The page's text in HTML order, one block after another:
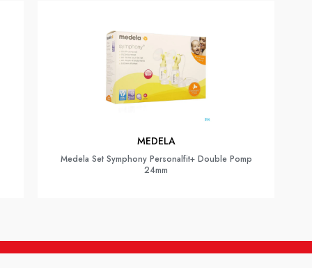
MEDELA
Medela Set Symphony Personalfit+ Double Pomp
24mm